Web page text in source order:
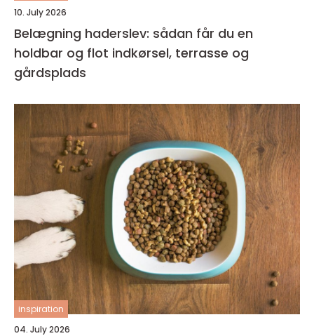
10. July 2026
Belægning haderslev: sådan får du en
holdbar og flot indkørsel, terrasse og
gårdsplads
inspiration
04. July 2026